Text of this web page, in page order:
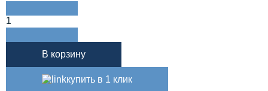
1
В корзину
купить в 1 клик